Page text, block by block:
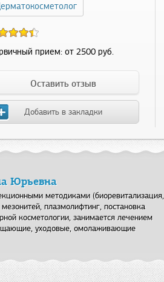
прием: от 2500 руб.
Оставить отзыв
Добавить в закладки
Юрьевна
методиками (биоревитализация,
плазмолифтинг, постановка
косметологии, занимается лечением
уходовые, омолаживающие